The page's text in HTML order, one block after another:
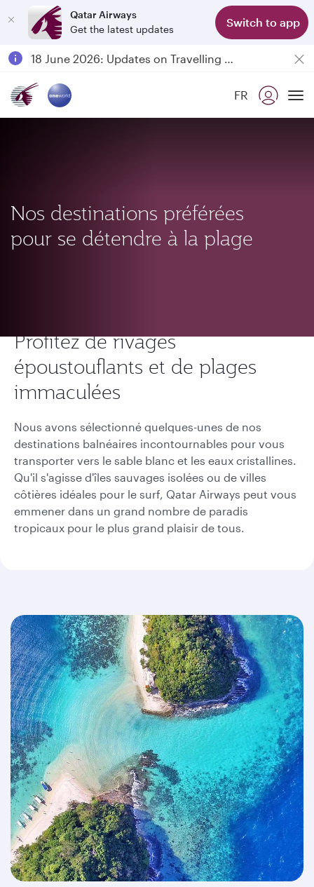
Qatar Airways
Get the latest updates
Switch to app
Passengers flying between Doha and Auckland on QR914 and QR915
18 June 2026: Updates on Travelling with Power Banks
FR
Nos destinations préférées
pour se détendre à la plage
Profitez de rivages
époustouflants et de plages
immaculées
Nous avons sélectionné quelques-unes de nos
destinations balnéaires incontournables pour vous
transporter vers le sable blanc et les eaux cristallines.
Qu'il s'agisse d'îles sauvages isolées ou de villes
côtières idéales pour le surf, Qatar Airways peut vous
emmener dans un grand nombre de paradis
tropicaux pour le plus grand plaisir de tous.